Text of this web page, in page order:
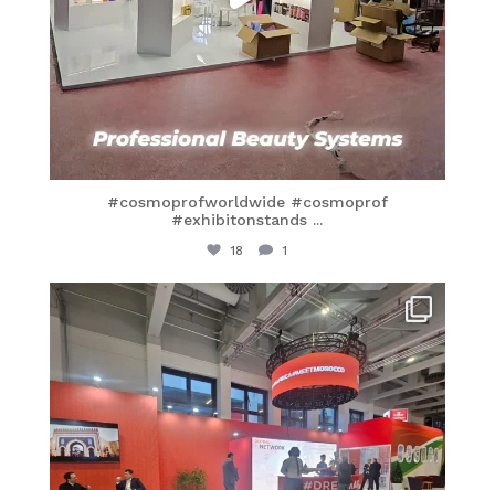
#cosmoprofworldwide #cosmoprof
#exhibitonstands ...
18 1
itaprosrl
Mar 8